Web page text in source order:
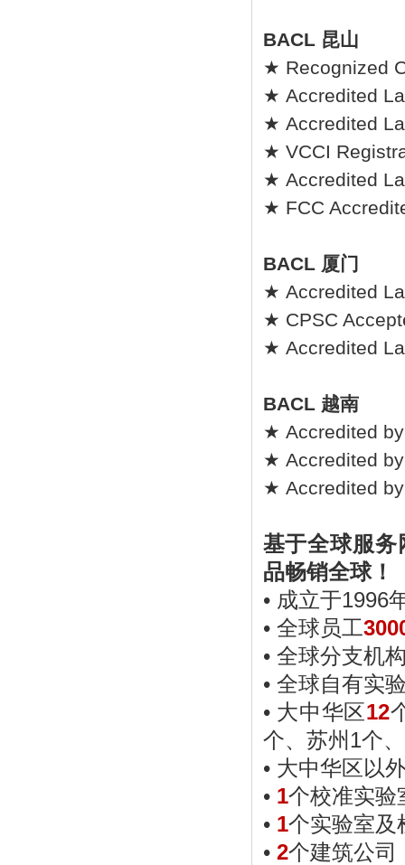
BACL 昆山
★ Recognized
★ Accredited
★ Accredited
★ VCCI
★ Accredited
★ FCC
BACL 厦门
★ Accredited
★ CPSC
★ Accredited
BACL 越南
★ Accredited
★ Accredited
★ Accredited
基于全球服
品畅销全球！
• 成立于1996
• 全球员工
• 全球分支机
• 全球自有实
• 大中华区12
个、苏州1个
• 大中华区以
• 1个校准实验
• 1个实验室及
• 2个建筑公司